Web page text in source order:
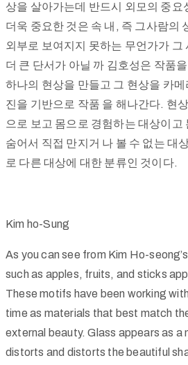
상을 살아가는데 반드시 외모의 중
더욱 중요한 것은 속 내, 즉 그사람의
외부로 보여지지 못하는 무언가가 그
더 큰 단서가 아닐 까 김호성은 작품
하나의 현상을 만들고 그 현상을 카
진을 기반으로 작품 을 해나간다. 현
으로 보고 몸으로 경험하는 대상이고
숨어서 직접 만지거 나 볼 수 없는 대
로 다른 대상에 대한 분류인 것이다.
Kim ho-Sung
As you can see from Kim Ho-
such as apples, fruits, and sticks
These motifs have been working
time as materials that best match
external beauty. Glass appears as a
distorts and distorts the beautiful